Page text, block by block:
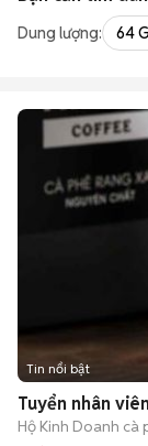
Dung lượng: 64
Tin nổi bật
Tuyển nhân viên
Hộ Kinh Doanh cà